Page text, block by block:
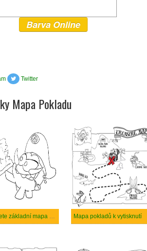
Barva Online
Twitter
Mapa Pokladu
Nakreslete základní mapa pokladů Mapa pokladů k vytisknutí